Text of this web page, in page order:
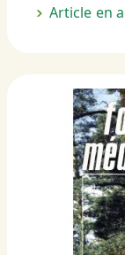
Article en